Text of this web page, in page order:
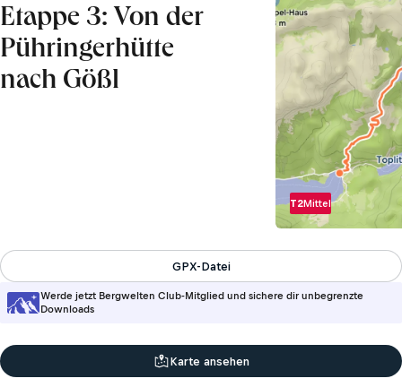
Etappe 3: Von der
Pühringerhütte
nach Gößl
T2Mittel
Werde jetzt Bergwelten Club-Mitglied und sichere dir unbegrenzte
Downloads
GPX-Datei
Karte ansehen